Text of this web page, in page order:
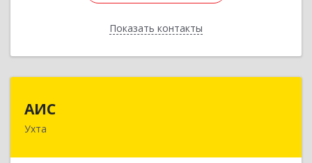
Показать контакты
Назад
АИС
Ухта169310, Коми Респ, Ухта г, Первомайская ул.,